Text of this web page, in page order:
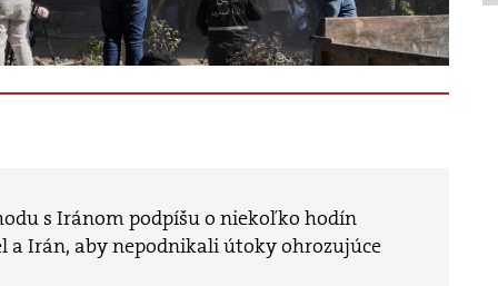
s Iránom podpíšu o niekoľko hodín
a Irán, aby nepodnikali útoky ohrozujúce